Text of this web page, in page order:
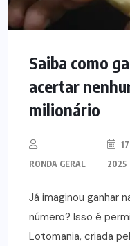
Saiba como
acertar
milionário
RONDA GERAL
2025
Já imaginou ganhar
número? Isso é
Lotomania, criada